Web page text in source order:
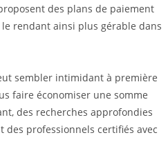
des plans de paiement
rendant ainsi plus gérable dans
sembler intimidant à première
faire économiser une somme
des recherches approfondies
des professionnels certifiés avec